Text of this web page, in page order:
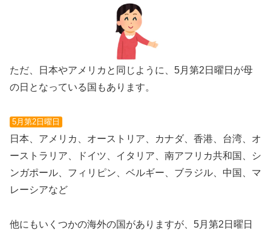
ただ、日本やアメリカと同じように、5月第2日曜日が母
の日となっている国もあります。
5月第2日曜日
日本、アメリカ、オーストリア、カナダ、香港、台湾、オ
ーストラリア、ドイツ、イタリア、南アフリカ共和国、シ
ンガポール、フィリピン、ベルギー、ブラジル、中国、マ
レーシアなど
他にもいくつかの海外の国がありますが、5月第2日曜日